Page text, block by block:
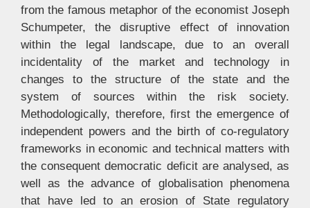
from the famous metaphor of the economist Joseph
Schumpeter, the disruptive effect of innovation
within the legal landscape, due to an overall
incidentality of the market and technology in
changes to the structure of the state and the
system of sources within the risk society.
Methodologically, therefore, first the emergence of
independent powers and the birth of co-regulatory
frameworks in economic and technical matters with
the consequent democratic deficit are analysed, as
well as the advance of globalisation phenomena
that have led to an erosion of State regulatory